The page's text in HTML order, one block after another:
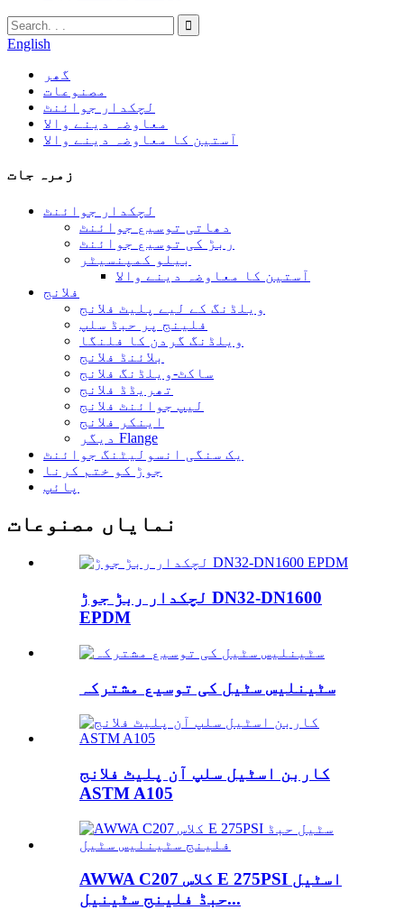
English
گھر
مصنوعات
لچکدار جوائنٹ
معاوضہ دینے والا
آستین کا معاوضہ دینے والا
زمرہ جات
لچکدار جوائنٹ
دھاتی توسیع جوائنٹ
ربڑ کی توسیع جوائنٹ
بیلو کمپنسیٹر
آستین کا معاوضہ دینے والا
فلانج
ویلڈنگ کے لیے پلیٹ فلانج
فلینج پر حبڈ سلپ
ویلڈنگ گردن کا فلنگا
بلائنڈ فلانج
ساکٹ-ویلڈنگ فلانج
تھریڈڈ فلانج
لیپ جوائنٹ فلانج
اینکر فلانج
دیگر Flange
یک سنگی انسولیٹنگ جوائنٹ
جوڑ کو ختم کرنا
پائپ
نمایاں مصنوعات
لچکدار ربڑ جوڑ DN32-DN1600
EPDM
سٹینلیس سٹیل کی توسیع مشترکہ
کاربن اسٹیل سلپ آن پلیٹ فلانج
ASTM A105
AWWA C207 کلاس E 275PSI اسٹیل
حبڈ فلینج سٹینیل...